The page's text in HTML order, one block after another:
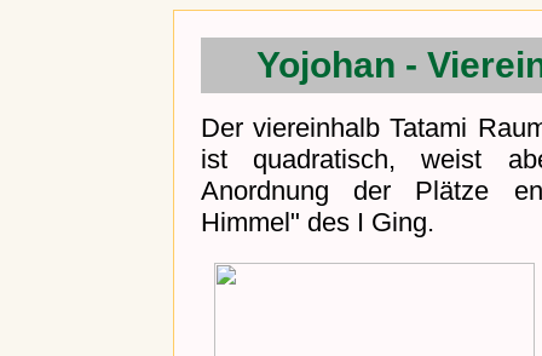
Yojohan -
Der viereinhalb Tatami
ist quadratisch, weist
Anordnung der Plätze
Himmel" des I Ging.